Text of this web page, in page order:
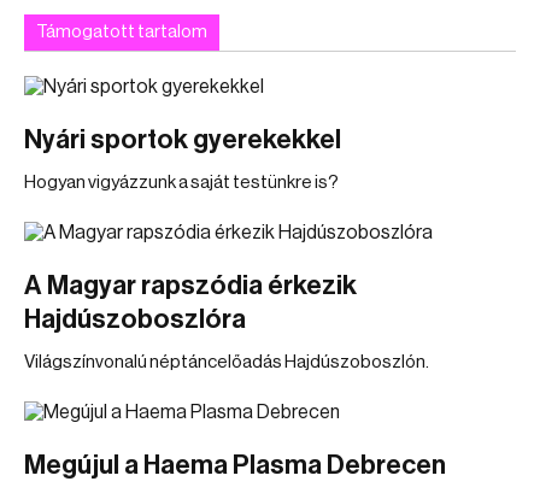
Támogatott tartalom
Nyári sportok gyerekekkel
Hogyan vigyázzunk a saját testünkre is?
A Magyar rapszódia érkezik
Hajdúszoboszlóra
Világszínvonalú néptáncelőadás Hajdúszoboszlón.
Megújul a Haema Plasma Debrecen